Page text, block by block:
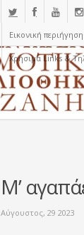
Εικονική περιήγηση
Χρήσιμα Links &
Μ’
Αύγουστος, 29 2023